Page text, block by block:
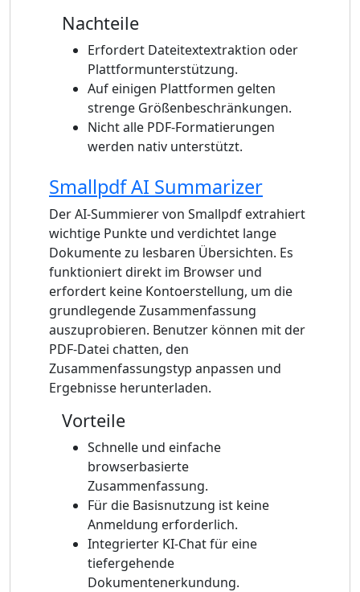
Nachteile
Erfordert Dateitextextraktion oder
Plattformunterstützung.
Auf einigen Plattformen gelten
strenge Größenbeschränkungen.
Nicht alle PDF-Formatierungen
werden nativ unterstützt.
Smallpdf AI Summarizer
Der AI-Summierer von Smallpdf extrahiert
wichtige Punkte und verdichtet lange
Dokumente zu lesbaren Übersichten. Es
funktioniert direkt im Browser und
erfordert keine Kontoerstellung, um die
grundlegende Zusammenfassung
auszuprobieren. Benutzer können mit der
PDF-Datei chatten, den
Zusammenfassungstyp anpassen und
Ergebnisse herunterladen.
Vorteile
Schnelle und einfache
browserbasierte
Zusammenfassung.
Für die Basisnutzung ist keine
Anmeldung erforderlich.
Integrierter KI-Chat für eine
tiefergehende
Dokumentenerkundung.